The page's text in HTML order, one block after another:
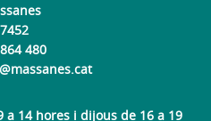
480
14 hores i dijous de 16 a 19